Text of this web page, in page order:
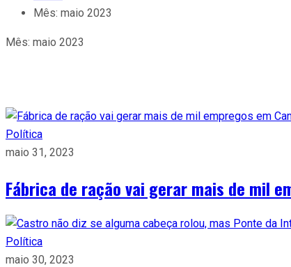
Mês: maio 2023
Mês: maio 2023
Política
maio 31, 2023
Fábrica de ração vai gerar mais de mil
Política
maio 30, 2023